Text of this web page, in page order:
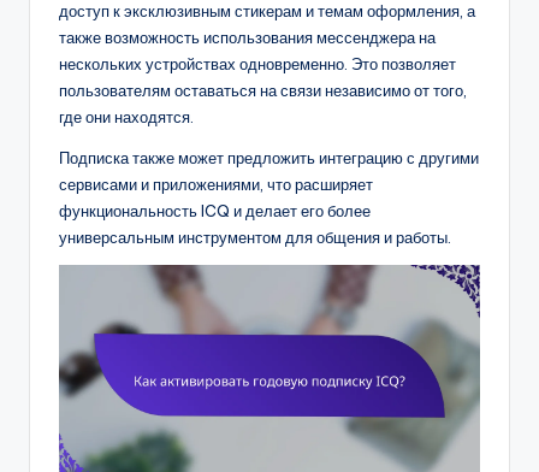
доступ к эксклюзивным стикерам и темам оформления, а
также возможность использования мессенджера на
нескольких устройствах одновременно. Это позволяет
пользователям оставаться на связи независимо от того,
где они находятся.
Подписка также может предложить интеграцию с другими
сервисами и приложениями, что расширяет
функциональность ICQ и делает его более
универсальным инструментом для общения и работы.